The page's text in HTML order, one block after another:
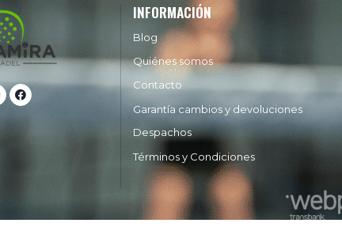
INFORMACIÓN
Blog
Quiénes somos
Contacto
Garantía cambios y devoluciones
Despachos
Términos y Condiciones